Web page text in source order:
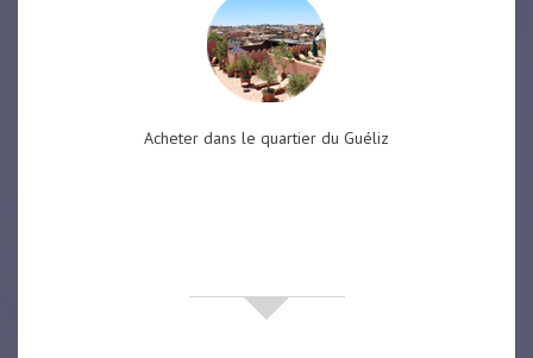
Acheter dans le quartier du Guéliz